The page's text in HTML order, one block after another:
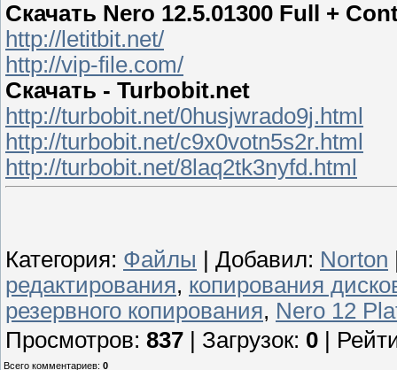
Скачать Nero 12.5.01300 Full +
http://letitbit.net/
http://vip-file.com/
Скачать - Turbobit.net
http://turbobit.net/0husjwrado9j.html
http://turbobit.net/c9x0votn5s2r.html
http://turbobit.net/8laq2tk3nyfd.html
Категория: Файлы Добавил: Norton
редактирования, копирования
резервного копирования, Nero 12
Просмотров: 837 Загрузок: 0
Всего комментариев: 0